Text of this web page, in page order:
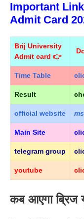
Important
Admit Card
Brij University
Admit card 👉
Time Table
Result
official website
Main Site
telegram group
youtube
कब आएगा ब्रिज